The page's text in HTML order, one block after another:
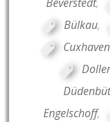
Bülkau,
Cuxhaven
Engelschoff,